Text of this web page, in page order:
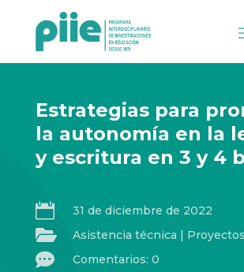
Estrategias para
la autonomía en la
y escritura en 3 y 4
 31 de diciembre de 2022
 Asistencia técnica | Proyectos
 Comentarios: 0